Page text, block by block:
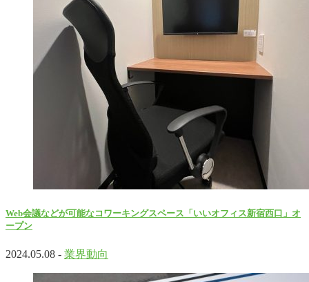
Web会議などが可能なコワーキングスペース「いいオフィス新宿西口」オ
ープン
2024.05.08 - 業界動向